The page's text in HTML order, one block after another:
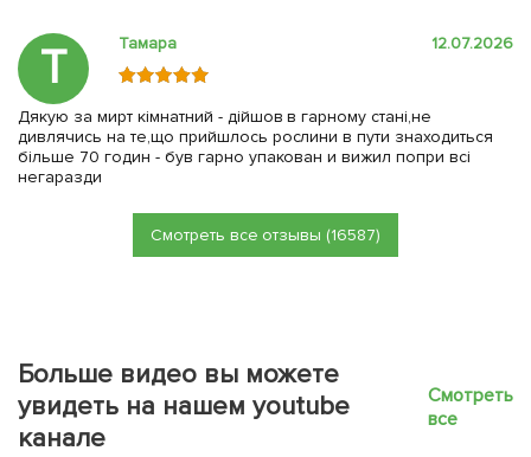
Т Тамара 12.07.2026
Дякую за мирт кімнатний - дійшов в гарному стані,не
дивлячись на те,що прийшлось рослини в пути знаходиться
більше 70 годин - був гарно упакован и вижил попри всі
негаразди
Смотреть все отзывы (16587)
Больше видео вы можете
увидеть на нашем youtube
канале
Смотреть
все